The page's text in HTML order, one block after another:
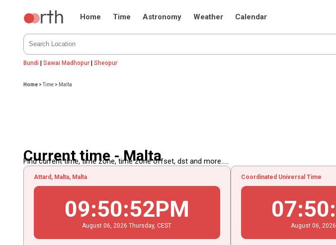
Home Time Astronomy Weather Calendar
Bundi |Sawai Madhopur |Sheopur
Home >Time > Malta
Current time - Malta
Find current time, time zone, time zone offset, dst and more.....
Attard, Malta, Malta
09:50:52PM
August 06 , 2026 Thursday, CEST
Coordinated Universal Time
07:50:
August 06 , 2026